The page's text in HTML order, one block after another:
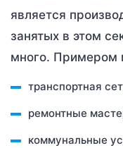
является
занятых в этом
много. Примером
транспортная
ремонтные
коммунальные